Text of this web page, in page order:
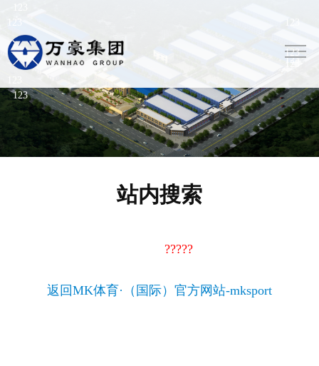
站内搜索
?????
返回MK体育·（国际）官方网站-mksport